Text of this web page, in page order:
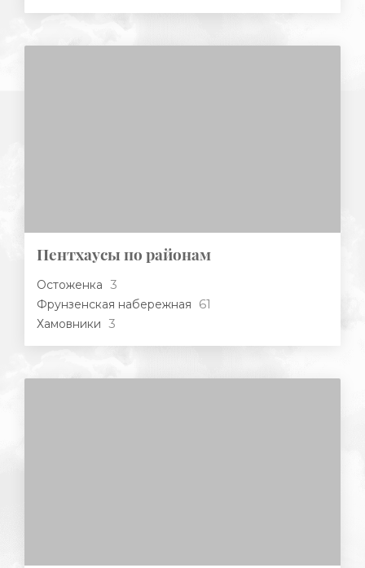
Пентхаусы по районам
Остоженка 3
Фрунзенская набережная 61
Хамовники 3